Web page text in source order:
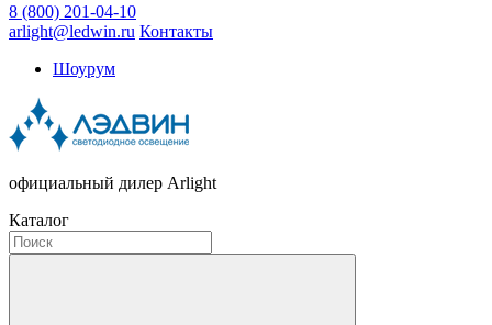
8 (800) 201-04-10
arlight@ledwin.ru Контакты
Шоурум
официальный дилер Arlight
Каталог